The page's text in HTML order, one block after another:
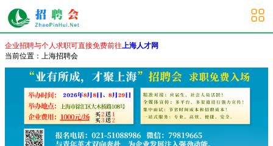
上海其他招聘会
企业招聘与个人求职可直接免费前往上海人才网
当前位置： 上海招聘会